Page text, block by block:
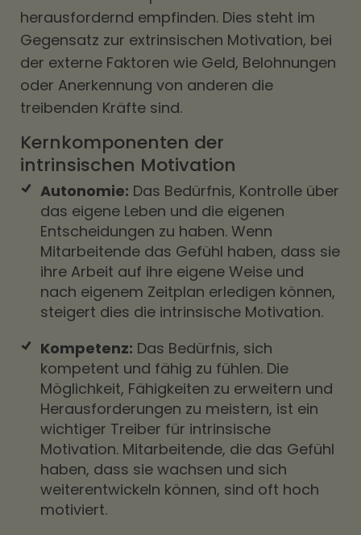
herausfordernd empfinden. Dies steht im
Gegensatz zur extrinsischen Motivation, bei
der externe Faktoren wie Geld, Belohnungen
oder Anerkennung von anderen die
treibenden Kräfte sind.
Kernkomponenten der
intrinsischen Motivation
Autonomie: Das Bedürfnis, Kontrolle über
das eigene Leben und die eigenen
Entscheidungen zu haben. Wenn
Mitarbeitende das Gefühl haben, dass sie
ihre Arbeit auf ihre eigene Weise und
nach eigenem Zeitplan erledigen können,
steigert dies die intrinsische Motivation.
Kompetenz: Das Bedürfnis, sich
kompetent und fähig zu fühlen. Die
Möglichkeit, Fähigkeiten zu erweitern und
Herausforderungen zu meistern, ist ein
wichtiger Treiber für intrinsische
Motivation. Mitarbeitende, die das Gefühl
haben, dass sie wachsen und sich
weiterentwickeln können, sind oft hoch
motiviert.